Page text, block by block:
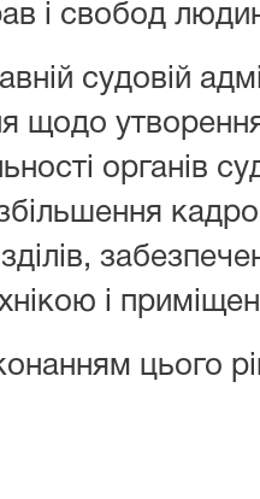
і свобод
судовій
щодо утворення
органів
і
цього